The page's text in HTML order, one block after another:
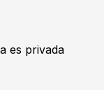
es privada